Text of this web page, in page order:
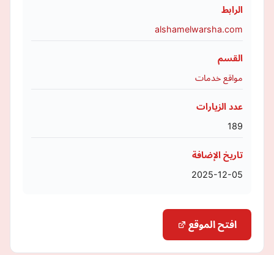
الرابط
alshamelwarsha.com
القسم
مواقع خدمات
عدد الزيارات
189
تاريخ الإضافة
2025-12-05
افتح الموقع